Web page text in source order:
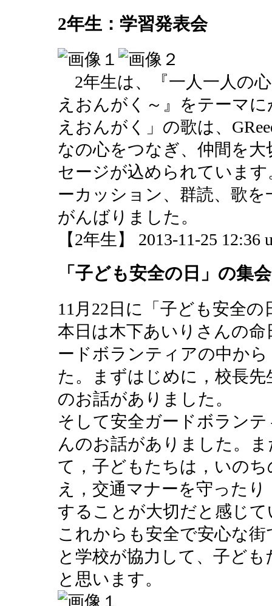
2年生：学習発表会
2年生は、『一人一人の
えおんがく～』をテーマ
えおんがく」の歌は、
なの心をつなぎ、仲間を
セージが込められていま
ーカッション、群読、歌
がんばりました。
【2年生】 2013-11-25 12:36
「子ども安全の日」の集会
11月22日に「子ども安全
本日は木下あいりさんの
ードボランティアの中か
た。まずはじめに，校長
のお話がありました。
そして安全ガードボラン
んのお話がありました。
て，子どもたちは，いの
え，交通マナーを守った
することが大切だと感じ
これからも安全で安心な
と学校が協力して、子ど
と思います。